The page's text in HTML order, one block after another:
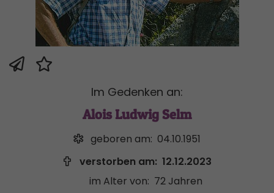
Im Gedenken an:
Alois Ludwig Selm
geboren am: 04.10.1951
verstorben am: 12.12.2023
im Alter von: 72 Jahren